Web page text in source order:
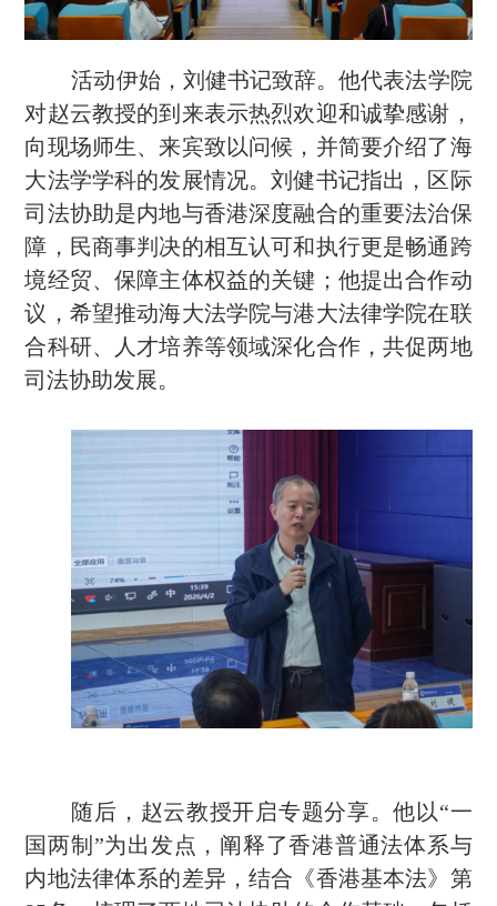
活动伊始，刘健书记致辞。他代表法学院
对赵云教授的到来表示热烈欢迎和诚挚感谢，
向现场师生、来宾致以问候，并简要介绍了海
大法学学科的发展情况。刘健书记指出，区际
司法协助是内地与香港深度融合的重要法治保
障，民商事判决的相互认可和执行更是畅通跨
境经贸、保障主体权益的关键；他提出合作动
议，希望推动海大法学院与港大法律学院在联
合科研、人才培养等领域深化合作，共促两地
司法协助发展。
随后，赵云教授开启专题分享。他以“一
国两制”为出发点，阐释了香港普通法体系与
内地法律体系的差异，结合《香港基本法》第